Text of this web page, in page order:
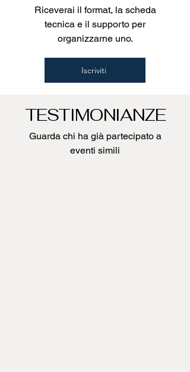
Riceverai il format, la scheda
tecnica e il supporto per
organizzarne uno.
Iscriviti
TESTIMONIANZE
Guarda chi ha già partecipato a
eventi simili